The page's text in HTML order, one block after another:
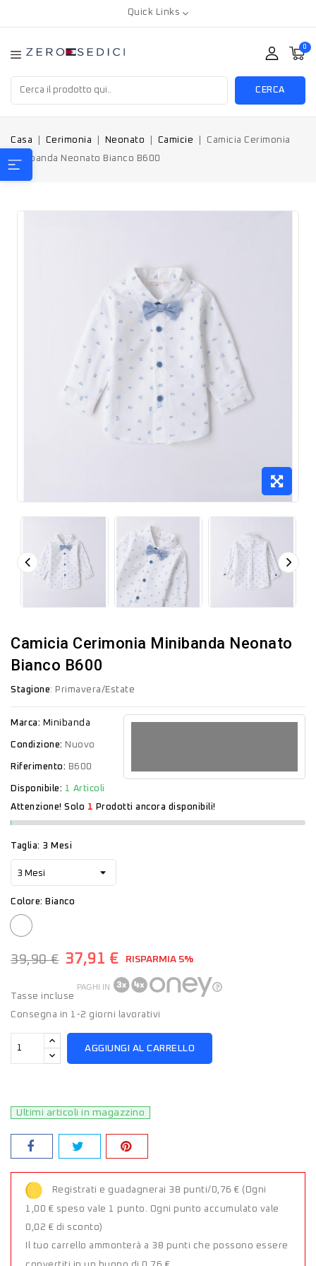
Quick Links
0
CERCA
Casa Cerimonia Neonato Camicie
Camicia Cerimonia
Minibanda Neonato Bianco B600
Camicia Cerimonia Minibanda Neonato
Bianco B600
Stagione: Primavera/Estate
Marca: Minibanda
Condizione: Nuovo
Riferimento: B600
Disponibile: 1 Articoli
Attenzione! Solo 1 Prodotti ancora disponibili!
Taglia: 3 Mesi
Colore: Bianco
Bianco
39,90 € 37,91 € RISPARMIA 5%
Tasse incluse
PAGHI IN
Consegna in 1-2 giorni lavorativi
AGGIUNGI AL CARRELLO
Ultimi articoli in magazzino
Registrati e guadagnerai 38 punti/0,76 € (Ogni
1,00 € speso vale 1 punto. Ogni punto accumulato vale
0,02 € di sconto)
Il tuo carrello ammonterà a 38 punti che possono essere